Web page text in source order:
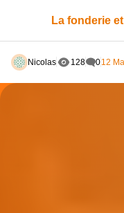
La fonderie
Nicolas 128 012